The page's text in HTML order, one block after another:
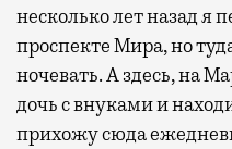
несколько лет назад я
проспекте Мира, но
ночевать. А здесь, на
дочь с внуками и
прихожу сюда